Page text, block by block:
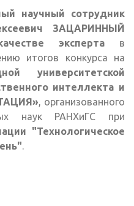
научный сотрудник
ЗАЦАРИННЫЙ
экспертав
итогов конкурса на
университетской
интеллекта и
, организованного
наук РАНХиГС при
"Технологическое
.